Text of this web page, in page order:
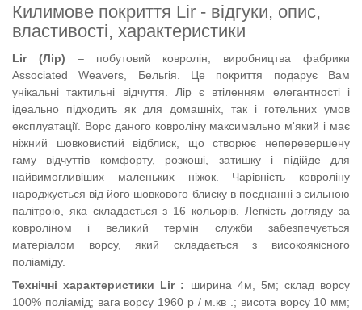
Килимове покриття Lir - відгуки, опис,
властивості, характеристики
Lir (Лір) – побутовий ковролін, виробництва фабрики
Associated Weavers, Бельгія. Це покриття подарує Вам
унікальні тактильні відчуття. Лір є втіленням елегантності і
ідеально підходить як для домашніх, так і готельних умов
експлуатації. Ворс даного ковроліну максимально м'який і має
ніжний шовковистий відблиск, що створює неперевершену
гаму відчуттів комфорту, розкоші, затишку і підійде для
найвимогливіших маленьких ніжок. Чарівність ковроліну
народжується від його шовкового блиску в поєднанні з сильною
палітрою, яка складається з 16 кольорів. Легкість догляду за
ковроліном і великий термін служби забезпечується
матеріалом ворсу, який складається з високоякісного
поліаміду.
Технічні характеристики Lir : ширина 4м, 5м; склад ворсу
100% поліамід; вага ворсу 1960 р / м.кв .; висота ворсу 10 мм;